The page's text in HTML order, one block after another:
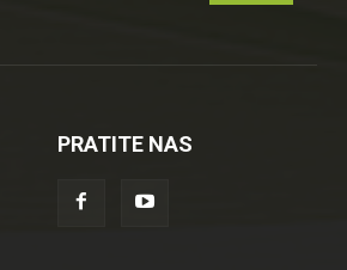
PRATITE NAS